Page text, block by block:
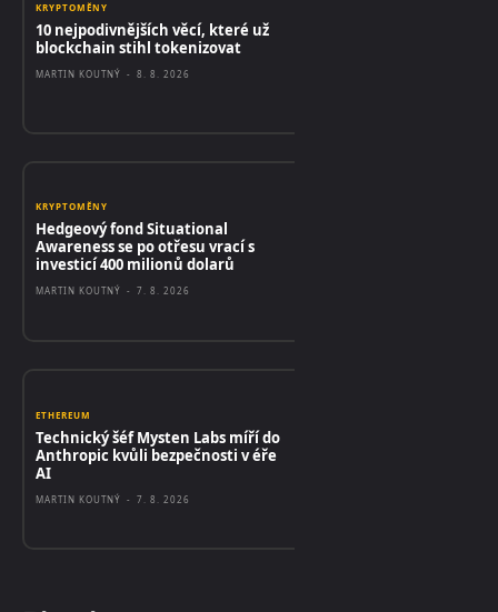
KRYPTOMĚNY
10 nejpodivnějších věcí, které už
blockchain stihl tokenizovat
MARTIN KOUTNÝ - 8. 8. 2026
KRYPTOMĚNY
Hedgeový fond Situational
Awareness se po otřesu vrací s
investicí 400 milionů dolarů
MARTIN KOUTNÝ - 7. 8. 2026
ETHEREUM
Technický šéf Mysten Labs míří do
Anthropic kvůli bezpečnosti v éře
AI
MARTIN KOUTNÝ - 7. 8. 2026